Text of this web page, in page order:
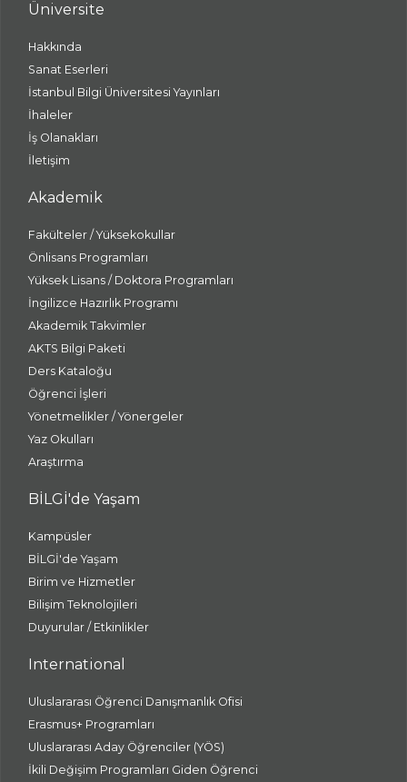
Üniversite
Hakkında
Sanat Eserleri
İstanbul Bilgi Üniversitesi Yayınları
İhaleler
İş Olanakları
İletişim
Akademik
Fakülteler / Yüksekokullar
Önlisans Programları
Yüksek Lisans / Doktora Programları
İngilizce Hazırlık Programı
Akademik Takvimler
AKTS Bilgi Paketi
Ders Kataloğu
Öğrenci İşleri
Yönetmelikler / Yönergeler
Yaz Okulları
Araştırma
BİLGİ'de Yaşam
Kampüsler
BİLGİ'de Yaşam
Birim ve Hizmetler
Bilişim Teknolojileri
Duyurular / Etkinlikler
International
Uluslararası Öğrenci Danışmanlık Ofisi
Erasmus+ Programları
Uluslararası Aday Öğrenciler (YÖS)
İkili Değişim Programları Giden Öğrenci